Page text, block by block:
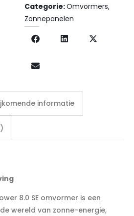
Categorie:Omvormers,
Zonnepanelen
informatie
8.0 SE omvormer is een
wereld van zonne-energie,